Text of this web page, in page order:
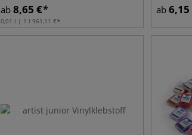
ab 8,65 €
0,01 l | 1 l 961,11 €
ab 6,15